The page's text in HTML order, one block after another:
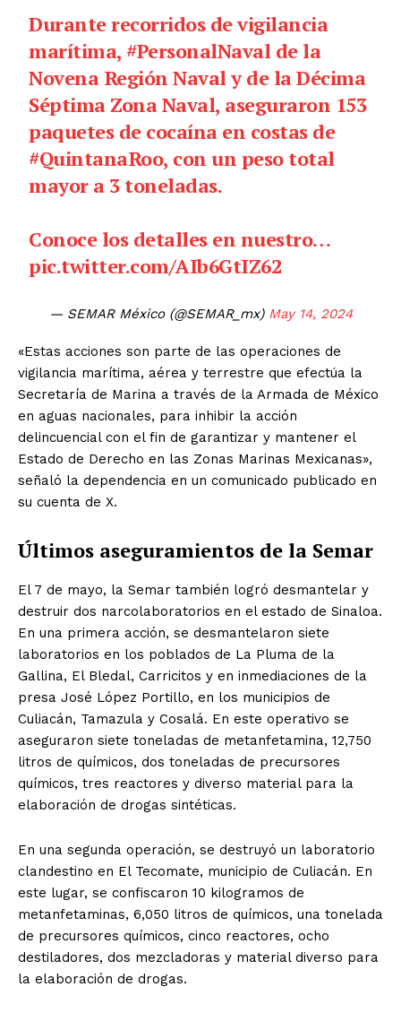
El Suplemento
SUSCRIBIRSE
Estados
Aguascalientes Baja California
Baja California Sur Campeche
Chiapas
Chihuahua
Ciudad de México
Durante recorridos de vigilancia
marítima, #PersonalNaval de la
Novena Región Naval y de la Décima
Séptima Zona Naval, aseguraron 153
paquetes de cocaína en costas de
#QuintanaRoo, con un peso total
mayor a 3 toneladas.
Conoce los detalles en nuestro…
pic.twitter.com/AIb6GtIZ62
— SEMAR México (@SEMAR_mx) May 14, 2024
«Estas acciones son parte de las operaciones de
vigilancia marítima, aérea y terrestre que efectúa la
Secretaría de Marina a través de la Armada de México
en aguas nacionales, para inhibir la acción
delincuencial con el fin de garantizar y mantener el
Estado de Derecho en las Zonas Marinas Mexicanas»,
señaló la dependencia en un comunicado publicado en
su cuenta de X.
Últimos aseguramientos de la Semar
El 7 de mayo, la Semar también logró desmantelar y
destruir dos narcolaboratorios en el estado de Sinaloa.
En una primera acción, se desmantelaron siete
laboratorios en los poblados de La Pluma de la
Gallina, El Bledal, Carricitos y en inmediaciones de la
presa José López Portillo, en los municipios de
Culiacán, Tamazula y Cosalá. En este operativo se
aseguraron siete toneladas de metanfetamina, 12,750
litros de químicos, dos toneladas de precursores
químicos, tres reactores y diverso material para la
elaboración de drogas sintéticas.
En una segunda operación, se destruyó un laboratorio
clandestino en El Tecomate, municipio de Culiacán. En
este lugar, se confiscaron 10 kilogramos de
metanfetaminas, 6,050 litros de químicos, una tonelada
de precursores químicos, cinco reactores, ocho
destiladores, dos mezcladoras y material diverso para
la elaboración de drogas.